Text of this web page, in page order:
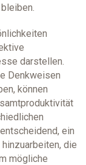
darstellen.
Denkweisen
können
ein
die
mögliche